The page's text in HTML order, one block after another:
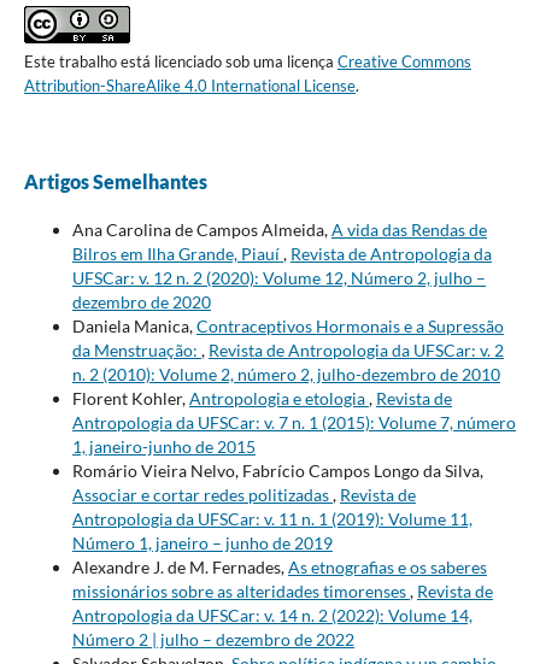
Este trabalho está licenciado sob uma licença Creative Commons
Attribution-ShareAlike 4.0 International License.
Artigos Semelhantes
Ana Carolina de Campos Almeida,A vida das Rendas de
Bilros em Ilha Grande, Piauí, Revista de Antropologia da
UFSCar: v. 12 n. 2 (2020): Volume 12, Número 2, julho –
dezembro de 2020
Daniela Manica,Contraceptivos Hormonais e a Supressão
da Menstruação: , Revista de Antropologia da UFSCar: v. 2
n. 2 (2010): Volume 2, número 2, julho-dezembro de 2010
Florent Kohler,Antropologia e etologia, Revista de
Antropologia da UFSCar: v. 7 n. 1 (2015): Volume 7, número
1, janeiro-junho de 2015
Romário Vieira Nelvo, Fabrício Campos Longo da Silva,
Associar e cortar redes politizadas, Revista de
Antropologia da UFSCar: v. 11 n. 1 (2019): Volume 11,
Número 1, janeiro – junho de 2019
Alexandre J. de M. Fernades,As etnografias e os saberes
missionários sobre as alteridades timorenses, Revista de
Antropologia da UFSCar: v. 14 n. 2 (2022): Volume 14,
Número 2 | julho – dezembro de 2022